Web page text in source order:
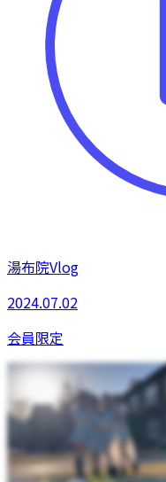
湯布院Vlog
2024.07.02
会員限定